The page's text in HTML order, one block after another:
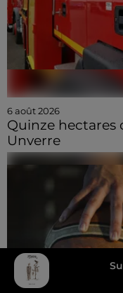
6 août 2026
Quinze hectares
Unverre